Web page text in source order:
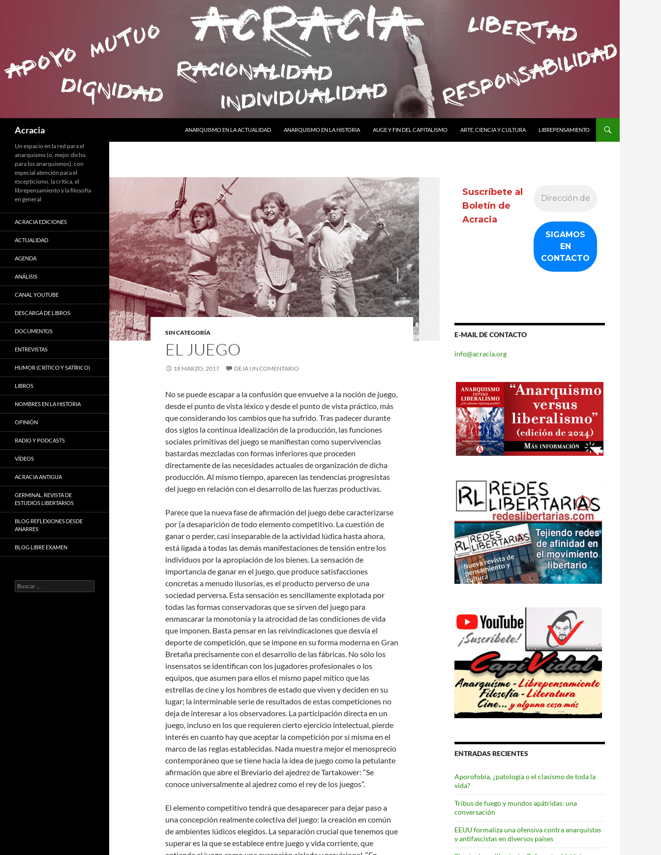
Acracia
ANARQUISMO EN LA ACTUALIDAD
ANARQUISMO EN LA HISTORIA AUGE Y FIN DEL CAPITALISMO ARTE, CIENCIA Y CULTURA LIBREPENSAMIENTO
SIN CATEGORÍA
EL JUEGO
18 MARZO, 2017 DEJA UN COMENTARIO
No se puede escapar a la confusión que envuelve a la noción de juego,
desde el punto de vista léxico y desde el punto de vista práctico, más
que considerando los cambios que ha sufrido. Tras padecer durante
dos siglos la continua idealización de la producción, las funciones
sociales primitivas del juego se manifiestan como supervivencias
bastardas mezcladas con formas inferiores que proceden
directamente de las necesidades actuales de organización de dicha
producción. Al mismo tiempo, aparecen las tendencias progresistas
del juego en relación con el desarrollo de las fuerzas productivas.
Parece que la nueva fase de afirmación del juego debe caracterizarse
por (a desaparición de todo elemento competitivo. La cuestión de
ganar o perder, casi inseparable de la actividad lúdica hasta ahora,
está ligada a todas las demás manifestaciones de tensión entre los
individuos por la apropiación de los bienes. La sensación de
importancia de ganar en el juego, que produce satisfacciones
concretas a menudo ilusorias, es el producto perverso de una
sociedad perversa. Esta sensación es sencillamente explotada por
todas las formas conservadoras que se sirven del juego para
enmascarar la monotonía y la atrocidad de las condiciones de vida
que imponen. Basta pensar en las reivindicaciones que desvía el
deporte de competición, que se impone en su forma moderna en Gran
Bretaña precisamente con el desarrollo de las fábricas. No sólo los
insensatos se identifican con los jugadores profesionales o los
equipos, que asumen para ellos el mismo papel mítico que las
estrellas de cine y los hombres de estado que viven y deciden en su
lugar; la interminable serie de resultados de estas competiciones no
deja de interesar a los observadores. La participación directa en un
juego, incluso en los que requieren cierto ejercicio intelectual, pierde
interés en cuanto hay que aceptar la competición por sí misma en el
marco de las reglas establecidas. Nada muestra mejor el menosprecio
contemporáneo que se tiene hacia la idea de juego como la petulante
afirmación que abre el Breviario del ajedrez de Tartakower: “Se
conoce universalmente al ajedrez como el rey de los juegos”.
El elemento competitivo tendrá que desaparecer para dejar paso a
una concepción realmente colectiva del juego: la creación en común
de ambientes lúdicos elegidos. La separación crucial que tenemos que
superar es la que se establece entre juego y vida corriente, que
Suscríbete al
Boletín de
Acracia
E-MAIL DE CONTACTO
info@acracia.org
ENTRADAS RECIENTES
Aporofobia, ¿patología o el clasismo de toda la
vida?
Tribus de fuego y mundos apátridas: una
conversación
EEUU formaliza una ofensiva contra anarquistas
y antifascistas en diversos países
Un espacio en la red para el
anarquismo (o, mejor dicho,
para los anarquismos), con
especial atención para el
escepticismo, la crítica, el
librepensamiento y la filosofía
en general
ACRACIA EDICIONES
ACTUALIDAD
AGENDA
ANÁLISIS
CANAL YOUTUBE
DESCARGA DE LIBROS
DOCUMENTOS
ENTREVISTAS
HUMOR (CRÍTICO Y SATÍRICO)
LIBROS
NOMBRES EN LA HISTORIA
OPINIÓN
RADIO Y PODCASTS
VÍDEOS
ACRACIA ANTIGUA
GERMINAL. REVISTA DE
ESTUDIOS LIBERTARIOS
BLOG REFLEXIONES DESDE
ANARRES
BLOG LIBRE EXAMEN
Buscar: